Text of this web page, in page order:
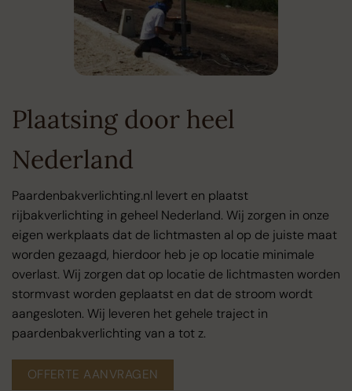
Plaatsing door heel
Nederland
Paardenbakverlichting.nl levert en plaatst
rijbakverlichting in geheel Nederland. Wij zorgen in onze
eigen werkplaats dat de lichtmasten al op de juiste maat
worden gezaagd, hierdoor heb je op locatie minimale
overlast. Wij zorgen dat op locatie de lichtmasten worden
stormvast worden geplaatst en dat de stroom wordt
aangesloten. Wij leveren het gehele traject in
paardenbakverlichting van a tot z.
OFFERTE AANVRAGEN